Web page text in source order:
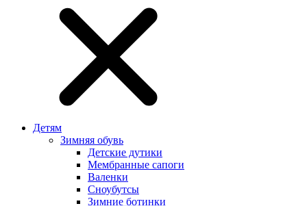
Детям
Зимняя обувь
Детские дутики
Мембранные сапоги
Валенки
Сноубутсы
Зимние ботинки